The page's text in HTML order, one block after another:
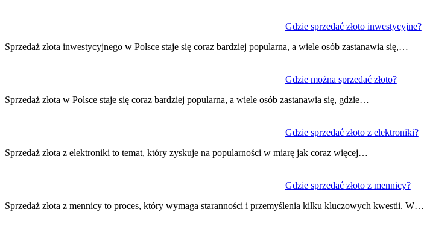
Gdzie sprzedać złoto inwestycyjne?
Sprzedaż złota inwestycyjnego w Polsce staje się coraz bardziej popularna, a wiele osób zastanawia się,…
Gdzie można sprzedać złoto?
Sprzedaż złota w Polsce staje się coraz bardziej popularna, a wiele osób zastanawia się, gdzie…
Gdzie sprzedać złoto z elektroniki?
Sprzedaż złota z elektroniki to temat, który zyskuje na popularności w miarę jak coraz więcej…
Gdzie sprzedać złoto z mennicy?
Sprzedaż złota z mennicy to proces, który wymaga staranności i przemyślenia kilku kluczowych kwestii. W…